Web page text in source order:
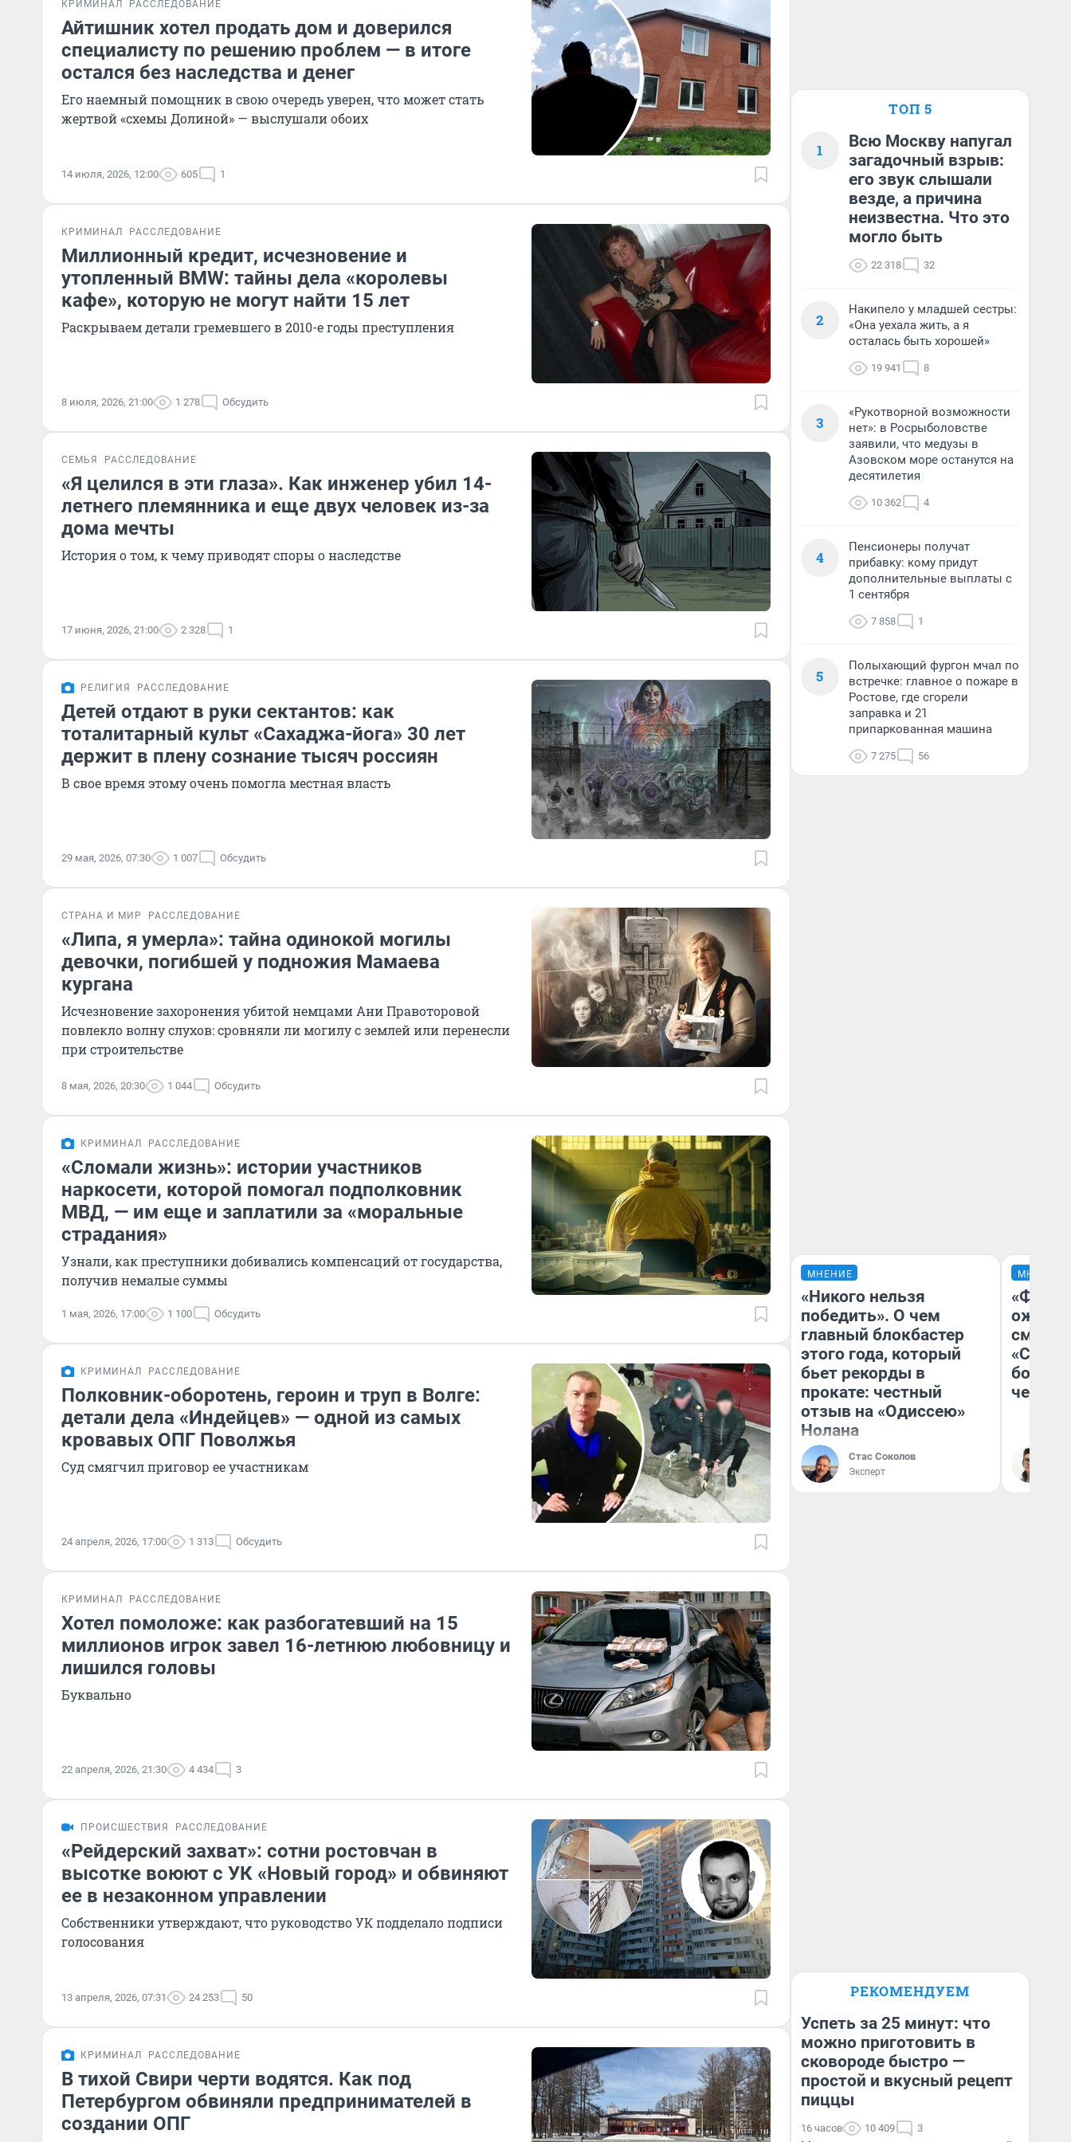
КРИМИНАЛ РАССЛЕДОВАНИЕ
Айтишник хотел продать дом и доверился
специалисту по решению проблем — в итоге
остался без наследства и денег
Его наемный помощник в свою очередь уверен, что может стать
жертвой «схемы Долиной» — выслушали обоих
14 июля, 2026, 12:00 605 1
КРИМИНАЛ РАССЛЕДОВАНИЕ
Миллионный кредит, исчезновение и
утопленный BMW: тайны дела «королевы
кафе», которую не могут найти 15 лет
Раскрываем детали гремевшего в 2010-е годы преступления
8 июля, 2026, 21:00 1 278 Обсудить
СЕМЬЯ РАССЛЕДОВАНИЕ
«Я целился в эти глаза». Как инженер убил 14-
летнего племянника и еще двух человек из-за
дома мечты
История о том, к чему приводят споры о наследстве
17 июня, 2026, 21:00 2 328 1
РЕЛИГИЯ РАССЛЕДОВАНИЕ
Детей отдают в руки сектантов: как
тоталитарный культ «Сахаджа-йога» 30 лет
держит в плену сознание тысяч россиян
В свое время этому очень помогла местная власть
29 мая, 2026, 07:30 1 007 Обсудить
СТРАНА И МИР РАССЛЕДОВАНИЕ
«Липа, я умерла»: тайна одинокой могилы
девочки, погибшей у подножия Мамаева
кургана
Исчезновение захоронения убитой немцами Ани Правоторовой
повлекло волну слухов: сровняли ли могилу с землей или перенесли
при строительстве
8 мая, 2026, 20:30 1 044 Обсудить
КРИМИНАЛ РАССЛЕДОВАНИЕ
«Сломали жизнь»: истории участников
наркосети, которой помогал подполковник
МВД, — им еще и заплатили за «моральные
страдания»
Узнали, как преступники добивались компенсаций от государства,
получив немалые суммы
1 мая, 2026, 17:00 1 100 Обсудить
КРИМИНАЛ РАССЛЕДОВАНИЕ
Полковник-оборотень, героин и труп в Волге:
детали дела «Индейцев» — одной из самых
кровавых ОПГ Поволжья
Суд смягчил приговор ее участникам
24 апреля, 2026, 17:00 1 313 Обсудить
КРИМИНАЛ РАССЛЕДОВАНИЕ
Хотел помоложе: как разбогатевший на 15
миллионов игрок завел 16-летнюю любовницу и
лишился головы
Буквально
22 апреля, 2026, 21:30 4 434 3
ПРОИСШЕСТВИЯ РАССЛЕДОВАНИЕ
«Рейдерский захват»: сотни ростовчан в
высотке воюют с УК «Новый город» и обвиняют
ее в незаконном управлении
Собственники утверждают, что руководство УК подделало подписи
голосования
13 апреля, 2026, 07:31 24 253 50
КРИМИНАЛ РАССЛЕДОВАНИЕ
В тихой Свири черти водятся. Как под
Петербургом обвиняли предпринимателей в
создании ОПГ
ТОП 5
1
Всю Москву напугал
загадочный взрыв:
его звук слышали
везде, а причина
неизвестна. Что это
могло быть
22 318 32
2
Накипело у младшей сестры:
«Она уехала жить, а я
осталась быть хорошей»
19 941 8
3
«Рукотворной возможности
нет»: в Росрыболовстве
заявили, что медузы в
Азовском море останутся на
десятилетия
10 362 4
4
Пенсионеры получат
прибавку: кому придут
дополнительные выплаты с
1 сентября
7 858 1
5
Полыхающий фургон мчал по
встречке: главное о пожаре в
Ростове, где сгорели
заправка и 21
припаркованная машина
7 275 56
МНЕНИЕ
«Никого нельзя
победить». О чем
главный блокбастер
этого года, который
бьет рекорды в
прокате: честный
отзыв на «Одиссею»
Нолана
Стас Соколов
Эксперт
МНЕНИЕ
РЕКОМЕНДУЕМ
Успеть за 25 минут: что
можно приготовить в
сковороде быстро —
простой и вкусный рецепт
пиццы
16 часов 10 409 3